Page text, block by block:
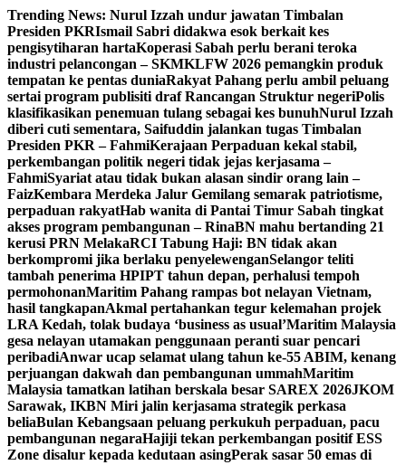
Skip
to
content
Trending News: Nurul Izzah undur jawatan Timbalan
Presiden PKRIsmail Sabri didakwa esok berkait kes
pengisytiharan hartaKoperasi Sabah perlu berani teroka
industri pelancongan – SKMKLFW 2026 pemangkin produk
tempatan ke pentas duniaRakyat Pahang perlu ambil peluang
sertai program publisiti draf Rancangan Struktur negeriPolis
klasifikasikan penemuan tulang sebagai kes bunuhNurul Izzah
diberi cuti sementara, Saifuddin jalankan tugas Timbalan
Presiden PKR – FahmiKerajaan Perpaduan kekal stabil,
perkembangan politik negeri tidak jejas kerjasama –
FahmiSyariat atau tidak bukan alasan sindir orang lain –
FaizKembara Merdeka Jalur Gemilang semarak patriotisme,
perpaduan rakyatHab wanita di Pantai Timur Sabah tingkat
akses program pembangunan – RinaBN mahu bertanding 21
kerusi PRN MelakaRCI Tabung Haji: BN tidak akan
berkompromi jika berlaku penyelewenganSelangor teliti
tambah penerima HPIPT tahun depan, perhalusi tempoh
permohonanMaritim Pahang rampas bot nelayan Vietnam,
hasil tangkapanAkmal pertahankan tegur kelemahan projek
LRA Kedah, tolak budaya ‘business as usual’Maritim Malaysia
gesa nelayan utamakan penggunaan peranti suar pencari
peribadiAnwar ucap selamat ulang tahun ke-55 ABIM, kenang
perjuangan dakwah dan pembangunan ummahMaritim
Malaysia tamatkan latihan berskala besar SAREX 2026JKOM
Sarawak, IKBN Miri jalin kerjasama strategik perkasa
beliaBulan Kebangsaan peluang perkukuh perpaduan, pacu
pembangunan negaraHajiji tekan perkembangan positif ESS
Zone disalur kepada kedutaan asingPerak sasar 50 emas di